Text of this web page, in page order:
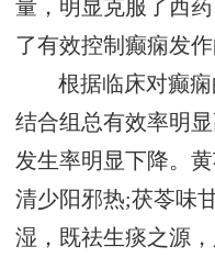
量，明显克服了西
了有效控制癫痫发作
根据临床对癫
结合组总有效率明
发生率明显下降。
清少阳邪热;茯苓味
湿，既祛生痰之源